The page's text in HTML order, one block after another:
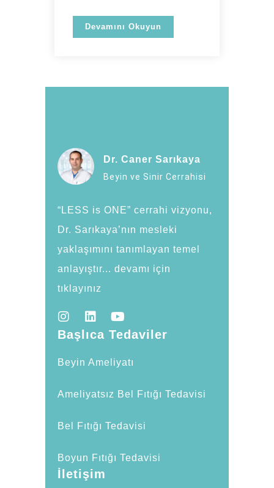
Devamını Okuyun
Dr. Caner Sarıkaya
Beyin ve Sinir Cerrahisi
“LESS is ONE” cerrahi vizyonu,
Dr. Sarıkaya’nın mesleki
yaklaşımını tanımlayan temel
anlayıştır... devamı için
tıklayınız
Başlıca Tedaviler
Beyin Ameliyatı
Ameliyatsız Bel Fıtığı Tedavisi
Bel Fıtığı Tedavisi
Boyun Fıtığı Tedavisi
İletişim